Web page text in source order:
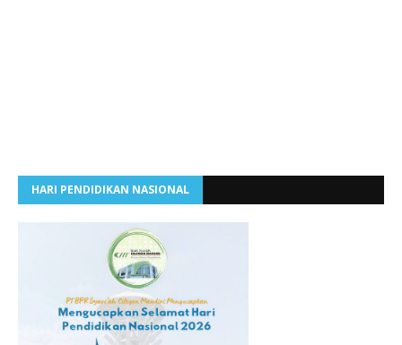
HARI PENDIDIKAN NASIONAL